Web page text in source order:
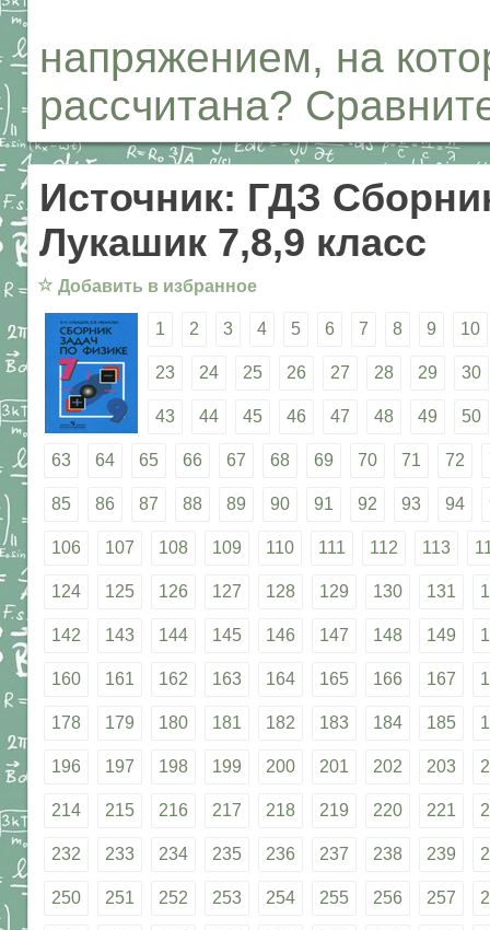
напряжением, на
рассчитана?
Источник: ГДЗ
Лукашик 7,8,9 класс
☆ Добавить в избранное
1 2 3 4 5 6 7 8 9 10
23 24 25 26 27 28 29 30
43 44 45 46 47 48 49 50
63 64 65 66 67 68 69 70 71 72
85 86 87 88 89 90 91 92 93 94
106 107 108 109 110 111 112 113
124 125 126 127 128 129 130 131
142 143 144 145 146 147 148 149
160 161 162 163 164 165 166 167
178 179 180 181 182 183 184 185
196 197 198 199 200 201 202 203
214 215 216 217 218 219 220 221
232 233 234 235 236 237 238 239
250 251 252 253 254 255 256 257